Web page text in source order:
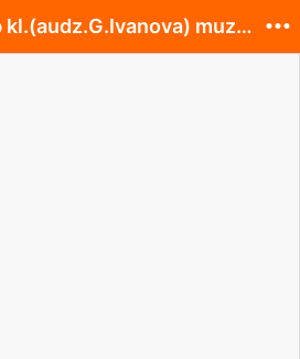
Preiļu 1.p-sk. 2b kl.(audz.G.Ivanova) muzejā